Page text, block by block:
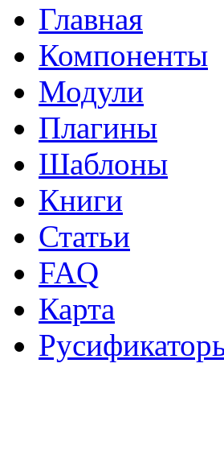
Главная
Компоненты
Модули
Плагины
Шаблоны
Книги
Статьи
FAQ
Карта